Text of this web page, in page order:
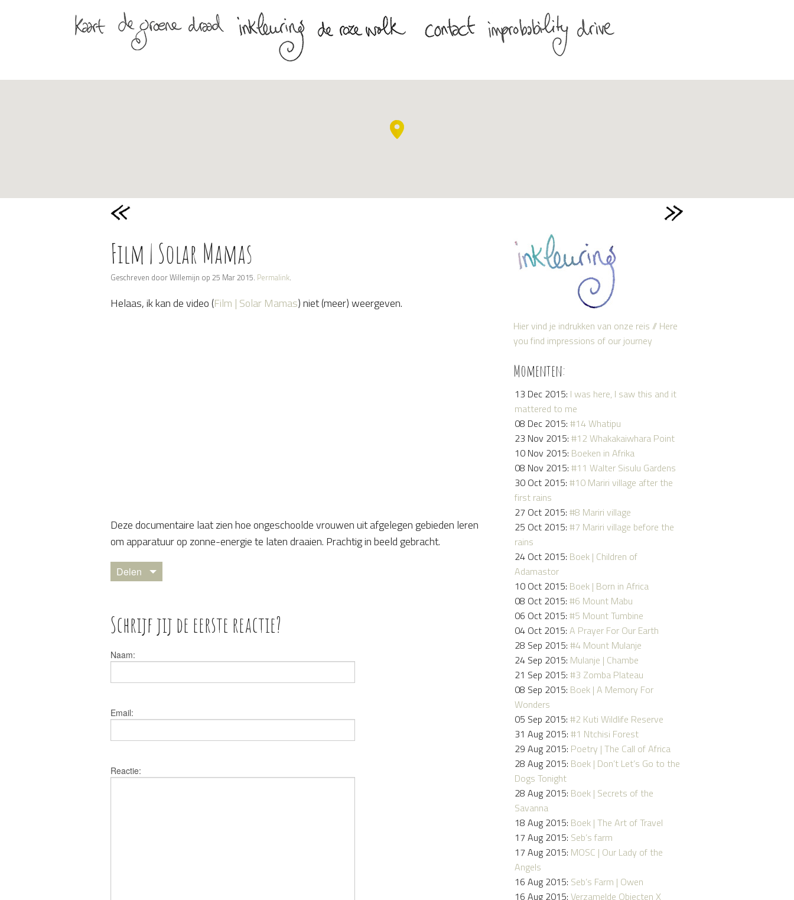
Film | Solar Mamas
Geschreven door Willemijn op 25 Mar 2015. Permalink.
Helaas, ik kan de video (Film | Solar Mamas) niet (meer) weergeven.
​Deze documentaire laat zien hoe ongeschoolde vrouwen uit afgelegen gebieden leren
om apparatuur op zonne-energie te laten draaien. Prachtig in beeld gebracht.
Delen
Schrijf jij de eerste reactie?
Naam:
Email:
Reactie:
Hier vind je indrukken van onze reis // Here
you find impressions of our journey
Momenten:
13 Dec 2015: I was here, I saw this and it
mattered to me
08 Dec 2015:#14 Whatipu
23 Nov 2015:#12 Whakakaiwhara Point
10 Nov 2015: Boeken in Afrika
08 Nov 2015:#11 Walter Sisulu Gardens
30 Oct 2015:#10 Mariri village after the
first rains
27 Oct 2015:#8 Mariri village
25 Oct 2015:#7 Mariri village before the
rains
24 Oct 2015: Boek | Children of
Adamastor
10 Oct 2015: Boek | Born in Africa
08 Oct 2015:#6 Mount Mabu
06 Oct 2015:#5 Mount Tumbine
04 Oct 2015:A Prayer For Our Earth
28 Sep 2015:#4 Mount Mulanje
24 Sep 2015: Mulanje | Chambe
21 Sep 2015:#3 Zomba Plateau
08 Sep 2015: Boek | A Memory For
Wonders
05 Sep 2015:#2 Kuti Wildlife Reserve
31 Aug 2015:#1 Ntchisi Forest
29 Aug 2015: Poetry | The Call of Africa
28 Aug 2015: Boek | Don’t Let’s Go to the
Dogs Tonight
28 Aug 2015: Boek | Secrets of the
Savanna
18 Aug 2015: Boek | The Art of Travel
17 Aug 2015: Seb’s farm
17 Aug 2015: MOSC | Our Lady of the
Angels
16 Aug 2015: Seb’s Farm | Owen
16 Aug 2015:Verzamelde Objecten X